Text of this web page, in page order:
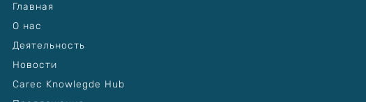
Главная
О нас
Деятельность
Новости
Carec Knowlegde Hub